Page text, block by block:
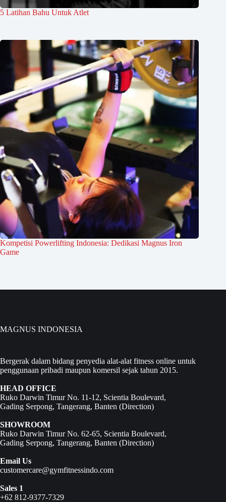
5 Latihan Bahu Untuk Atlet
Kompetisi Powerlifting Indonesia: Dedikasi Magnus Iron
Game
MAGNUS INDONESIA
Bergerak dalam bidang penyedia alat-alat fitness online untuk
penggunaan pribadi maupun komersil sejak tahun 2015.
HEAD OFFICE
Ruko Darwin Timur No. 11-12, Scientia Boulevard,
Gading Serpong, Tangerang, Banten (Direction)
SHOWROOM
Ruko Darwin Timur No. 62-65, Scientia Boulevard,
Gading Serpong, Tangerang, Banten (Direction)
Email Us
customercare@gymfitnessindo.com
Sales 1
+62 812-9377-7329